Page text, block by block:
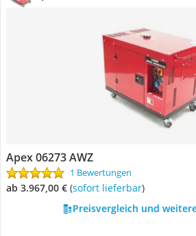
Apex 06273 AWZ
1 Bewertungen
ab 3.967,00 € ( Sofort lieferbar)
Preisvergleich und